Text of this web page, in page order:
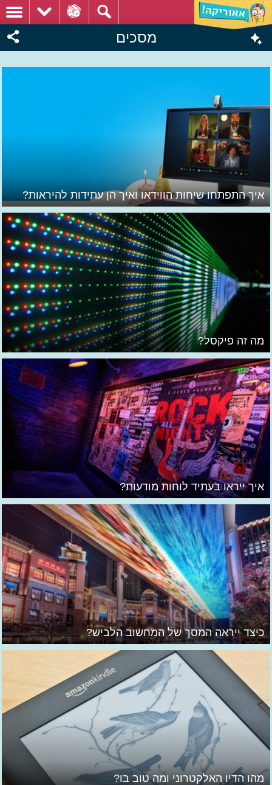
מסכים
איך התפתחו שיחות הווידאו ואיך הן עתידות להיראות?
מה זה פיקסל?
איך ייראו בעתיד לוחות מודעות?
כיצד ייראה המסך של המחשוב הלביש?
מהו הדיו האלקטרוני ומה טוב בו?